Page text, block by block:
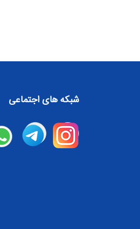
شبکه های اجتماعی